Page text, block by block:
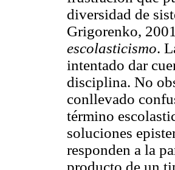
diversidad de
Grigorenko,
escolasticismo.
intentado dar
disciplina. No
conllevado
término
soluciones
responden a la
producto de un